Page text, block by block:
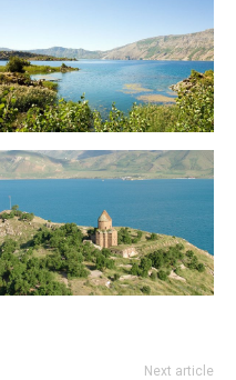
Next article